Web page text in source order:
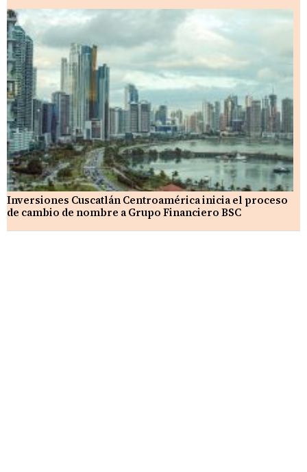
Inversiones Cuscatlán Centroamérica inicia el proceso
de cambio de nombre a Grupo Financiero BSC